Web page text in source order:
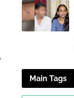
Main Tags